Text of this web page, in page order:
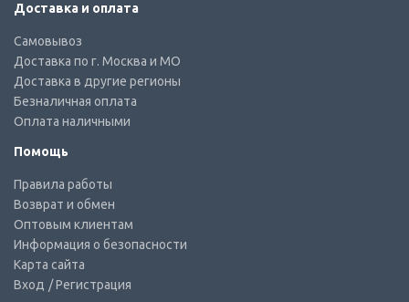
Доставка и оплата
Самовывоз
Доставка по г. Москва и МО
Доставка в другие регионы
Безналичная оплата
Оплата наличными
Помощь
Правила работы
Возврат и обмен
Оптовым клиентам
Информация о безопасности
Карта сайта
Вход / Регистрация